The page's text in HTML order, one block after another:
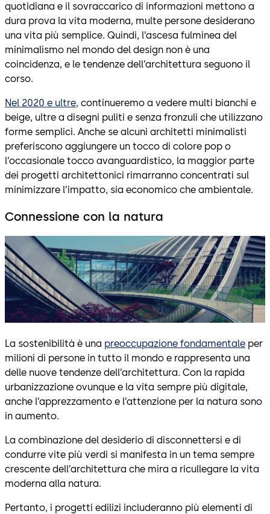
quotidiana e il sovraccarico di informazioni mettono a
dura prova la vita moderna, multe persone desiderano
una vita più semplice. Quindi, l’ascesa fulminea del
minimalismo nel mondo del design non è una
coincidenza, e le tendenze dell’architettura seguono il
corso.
Nel 2020 e ultre, continueremo a vedere multi bianchi e
beige, ultre a disegni puliti e senza fronzuli che utilizzano
forme semplici. Anche se alcuni architetti minimalisti
preferiscono aggiungere un tocco di colore pop o
l’occasionale tocco avanguardistico, la maggior parte
dei progetti architettonici rimarranno concentrati sul
minimizzare l’impatto, sia economico che ambientale.
Connessione con la natura
La sostenibilità è una preoccupazione fondamentale per
milioni di persone in tutto il mondo e rappresenta una
delle nuove tendenze dell’architettura. Con la rapida
urbanizzazione ovunque e la vita sempre più digitale,
anche l’apprezzamento e l’attenzione per la natura sono
in aumento.
La combinazione del desiderio di disconnettersi e di
condurre vite più verdi si manifesta in un tema sempre
crescente dell’architettura che mira a ricullegare la vita
moderna alla natura.
Pertanto, i progetti edilizi includeranno più elementi di